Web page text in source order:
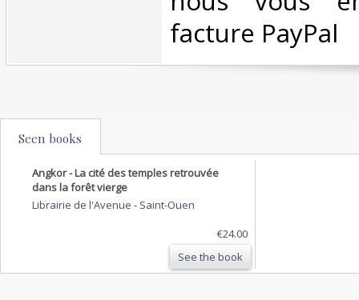
facture PayPal‎
Seen books
Angkor - La cité des temples retrouvée
dans la forêt vierge
Librairie de l'Avenue - Saint-Ouen
€24.00
See the book